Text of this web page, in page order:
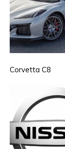
Corvetta C8